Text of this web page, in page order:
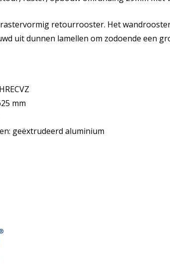
retourrooster. Het
uit dunnen lamellen om zodoende een
mm
geëxtrudeerd aluminium